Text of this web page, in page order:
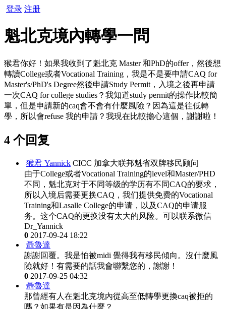
登录 注册
魁北克境內轉學一問
猴君你好！如果我收到了魁北克 Master 和PhD的offer，然後想
轉讀College或者Vocational Training，我是不是要申請CAQ for
Master's/PhD's Degree然後申請Study Permit，入境之後再申請
一次CAQ for college studies？我知道study permit的操作比較簡
單，但是申請新的caq會不會有什麼風險？因為這是往低轉
學，所以會refuse 我的申請？我現在比較擔心這個，謝謝啦！
4 个回复
猴君 Yannick CICC 加拿大联邦魁省双牌移民顾问
由于College或者Vocational Training的level和Master/PHD
不同，魁北克对于不同等级的学历有不同CAQ的要求，
所以入境后需要更换CAQ，我们提供免费的Vocational
Training和Lasalle College的申请，以及CAQ的申请服
务。这个CAQ的更换没有太大的风险。可以联系微信
Dr_Yannick
0 2017-09-24 18:22
聶魯達
謝謝回覆。我是怕被midi 覺得我有移民傾向。沒什麼風
險就好！有需要的話我會聯繫您的，謝謝！
0 2017-09-25 04:32
聶魯達
那曾經有人在魁北克境內從高至低轉學更換caq被拒的
嗎？如果有是因為什麼？